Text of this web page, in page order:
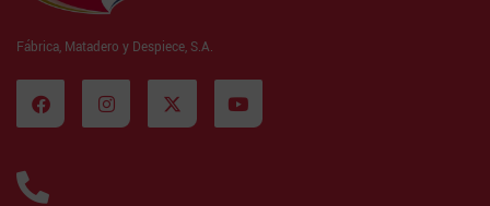
Fábrica, Matadero y Despiece, S.A.